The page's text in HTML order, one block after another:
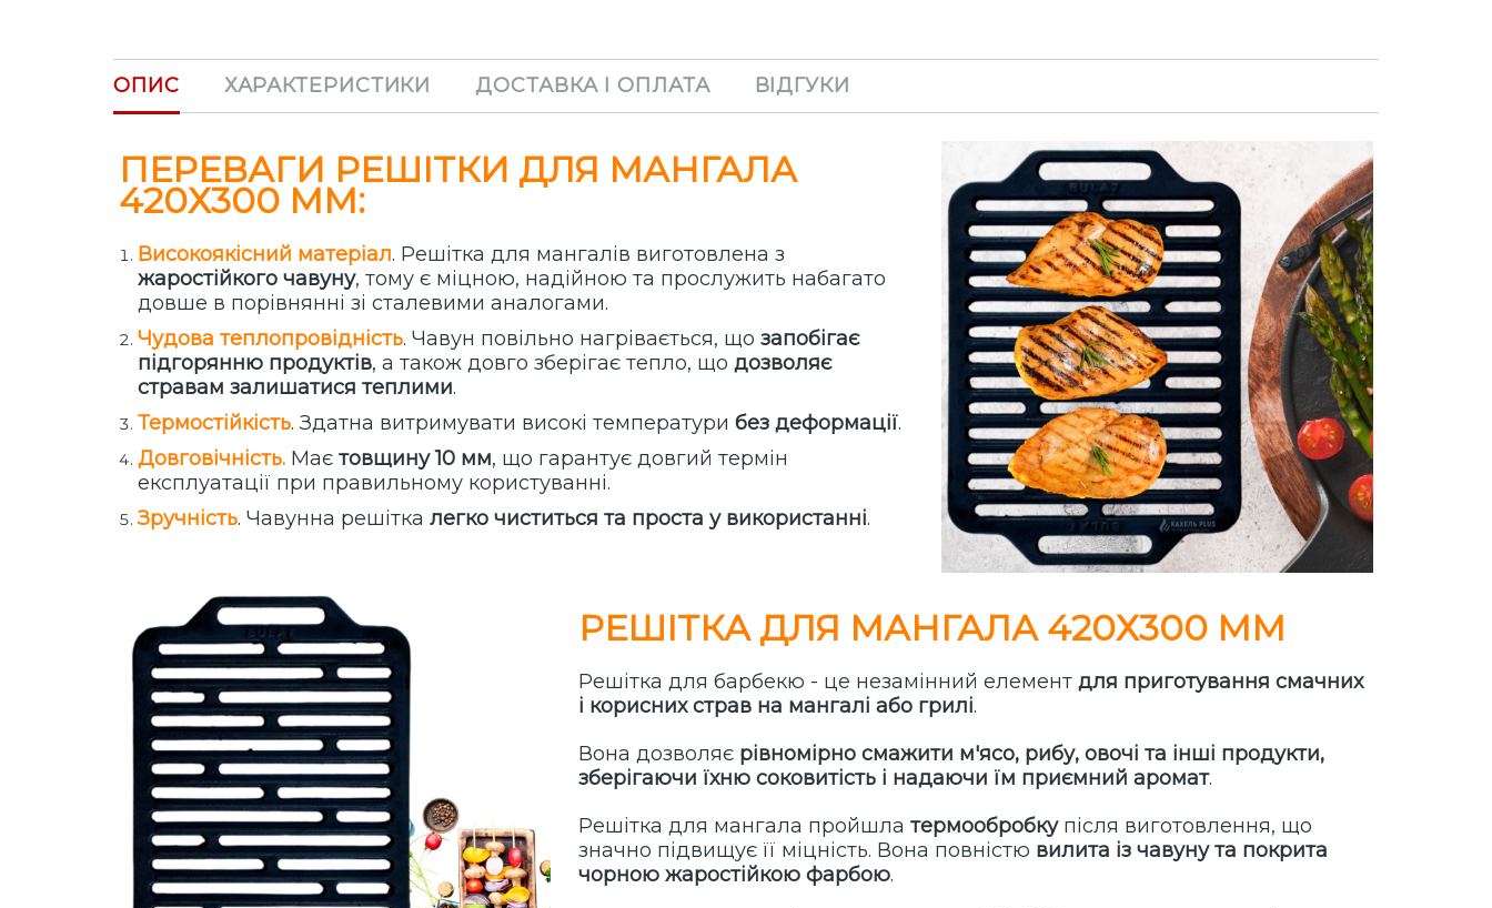
ОПИС ХАРАКТЕРИСТИКИ ДОСТАВКА І ОПЛАТА ВІДГУКИ
ПЕРЕВАГИ РЕШІТКИ ДЛЯ МАНГАЛА
420Х300 ММ:
Високоякісний матеріал. Решітка для мангалів виготовлена з
жаростійкого чавуну, тому є міцною, надійною та прослужить набагато
довше в порівнянні зі сталевими аналогами.
Чудова теплопровідність. Чавун повільно нагрівається, що запобігає
підгорянню продуктів, а також довго зберігає тепло, що дозволяє
стравам залишатися теплими.
Термостійкість. Здатна витримувати високі температури без деформації.
Довговічність. Має товщину 10 мм, що гарантує довгий термін
експлуатації при правильному користуванні.
Зручність. Чавунна решітка легко чиститься та проста у використанні.
РЕШІТКА ДЛЯ МАНГАЛА 420Х300 ММ
Решітка для барбекю - це незамінний елемент для приготування смачних
і корисних страв на мангалі або грилі.
Вона дозволяє рівномірно смажити м'ясо, рибу, овочі та інші продукти,
зберігаючи їхню соковитість і надаючи їм приємний аромат.
Решітка для мангала пройшла термообробкупісля виготовлення, що
значно підвищує її міцність. Вона повністю вилита із чавуну та покрита
чорною жаростійкою фарбою.